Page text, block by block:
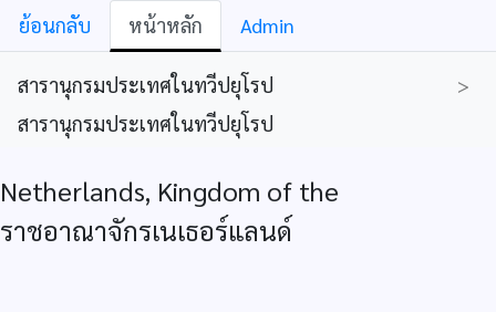
ย้อนกลับ หน้าหลัก Admin
สารานุกรมประเทศในทวีปยุโรป
>
สารานุกรมประเทศในทวีปยุโรป
Netherlands, Kingdom of the
ราชอาณาจักรเนเธอร์แลนด์